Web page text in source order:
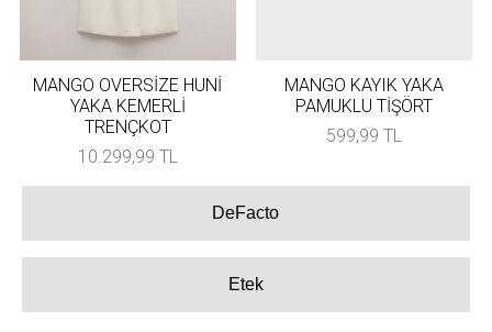
MANGO OVERSİZE HUNİ
YAKA KEMERLİ
TRENÇKOT
10.299,99 TL
MANGO KAYIK YAKA
PAMUKLU TİŞÖRT
599,99 TL
DeFacto
Etek